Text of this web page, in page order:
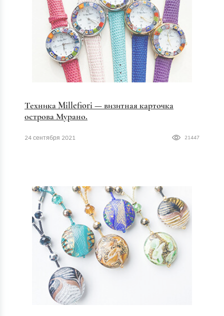
Техника Millefiori — визитная карточка
острова Мурано.
24 сентября 2021 21447